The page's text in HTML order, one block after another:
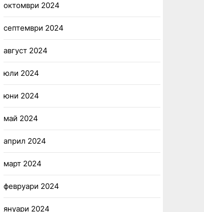
октомври 2024
септември 2024
август 2024
юли 2024
юни 2024
май 2024
април 2024
март 2024
февруари 2024
януари 2024